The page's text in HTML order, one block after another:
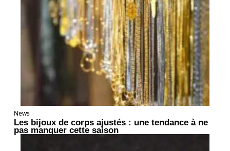
News
Les bijoux de corps ajustés : une tendance à ne
pas manquer cette saison